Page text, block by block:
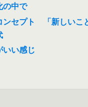
の中で
ンセプト 「新しいこ
いい感じ